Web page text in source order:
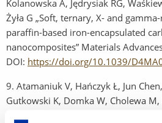
Kolanowska A, Jędrysiak RG,
Żyła G „Soft, ternary, X- and
paraffin-based iron-encapsulated
nanocomposites” Materials
DOI: https://doi.org/10.1039/
9. Atamaniuk V, Hańczyk Ł, Jun
Gutkowski K, Domka W, Cholewa M,